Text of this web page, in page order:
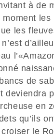
à de
les
de
deviendra
en
qu’ils
le